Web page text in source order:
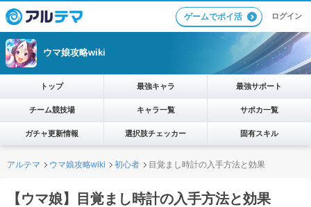
ゲームでポイ活 ログイン
ウマ娘攻略wiki
トップ 最強キャラ 最強サポート
チーム競技場 キャラ一覧 サポカ一覧
ガチャ更新情報 選択肢チェッカー 固有スキル
アルテマ ウマ娘攻略wiki 初心者 目覚まし時計の入手方法と効果
【ウマ娘】目覚まし時計の入手方法と効果